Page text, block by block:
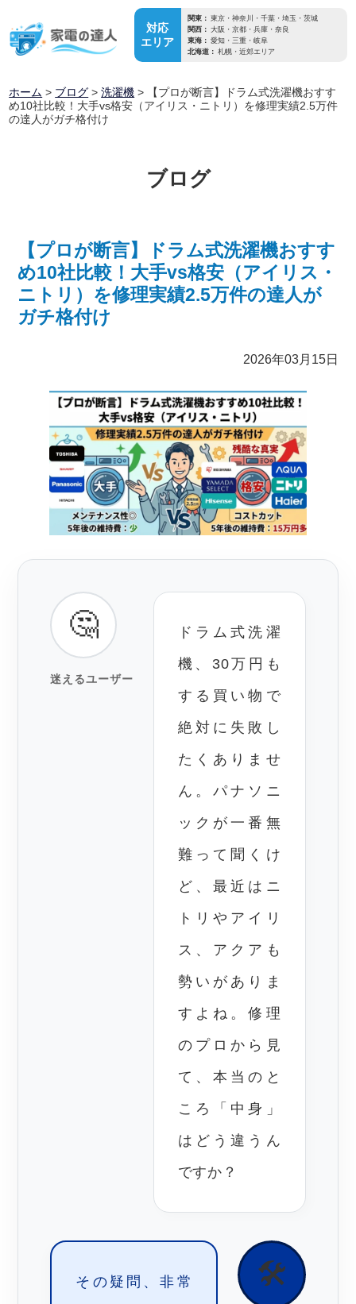
対応
エリア
関東： 東京・神奈川・千葉・埼玉・茨城
関西： 大阪・京都・兵庫・奈良
東海： 愛知・三重・岐阜
北海道： 札幌・近郊エリア
ホーム > ブログ >洗濯機 >
【プロが断言】ドラム式洗濯機おすす
め10社比較！大手vs格安（アイリス・ニトリ）を修理実績2.5万件
の達人がガチ格付け
ブログ
【プロが断言】ドラム式洗濯機おすす
め10社比較！大手vs格安（アイリス・
ニトリ）を修理実績2.5万件の達人が
ガチ格付け
2026年03月15日
🤔
迷えるユーザー
ドラム式洗濯
機、30万円も
する買い物で
絶対に失敗し
たくありませ
ん。パナソニ
ックが一番無
難って聞くけ
ど、最近はニ
トリやアイリ
ス、アクアも
勢いがありま
すよね。修理
のプロから見
て、本当のと
ころ「中身」
はどう違うん
ですか？
🛠️
その疑問、非常